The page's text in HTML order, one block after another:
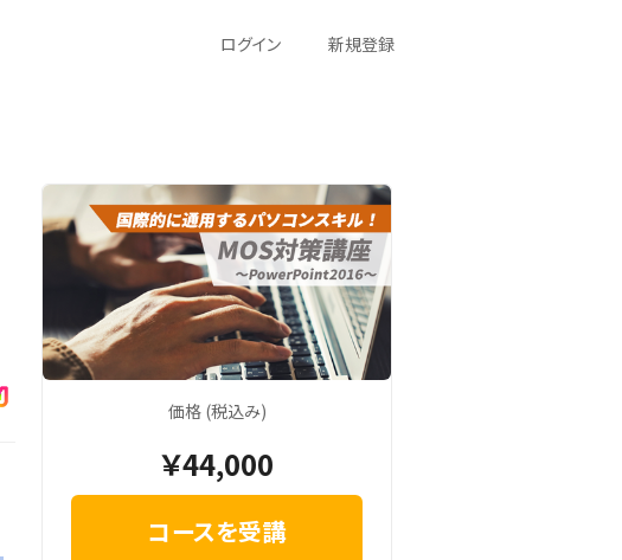
ログイン
新規登録
価格 (税込み)
￥44,000
コースを受講